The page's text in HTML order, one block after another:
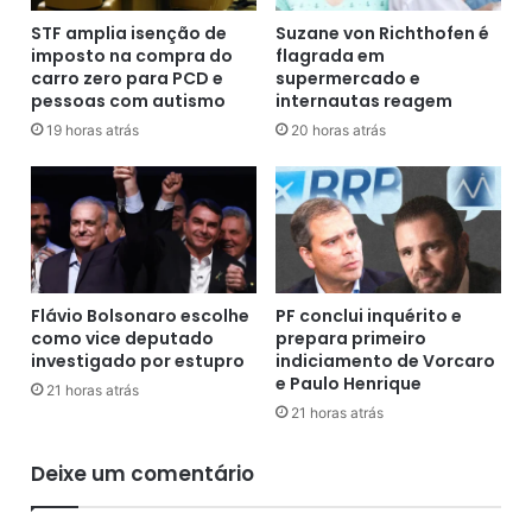
u
l
a
s
p
s
e
n
c
a
i
n
e
e
o
p
a
í
s
t
á
p
r
i
c
n
t
STF amplia isenção de
imposto na compra do
carro zero para PCD e
pessoas com autismo
19 horas atrás
Suzane von Richthofen é
flagrada em
supermercado e
internautas reagem
20 horas atrás
Flávio Bolsonaro escolhe
como vice deputado
investigado por estupro
21 horas atrás
PF conclui inquérito e
prepara primeiro
indiciamento de Vorcaro
e Paulo Henrique
21 horas atrás
Deixe um comentário